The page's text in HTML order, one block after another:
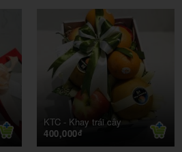
KTC - Khay trái cây
400,000đ